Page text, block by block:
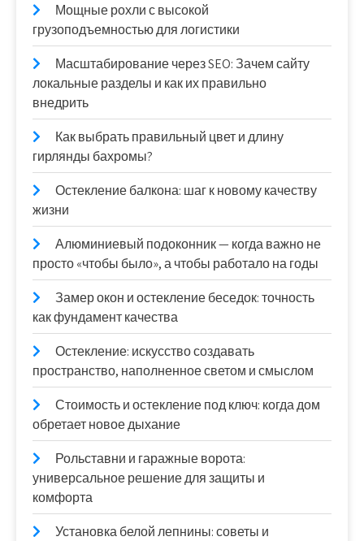
Мощные рохли с высокой
грузоподъемностью для логистики
Масштабирование через SEO: Зачем сайту
локальные разделы и как их правильно
внедрить
Как выбрать правильный цвет и длину
гирлянды бахромы?
Остекление балкона: шаг к новому качеству
жизни
Алюминиевый подоконник — когда важно не
просто «чтобы было», а чтобы работало на годы
Замер окон и остекление беседок: точность
как фундамент качества
Остекление: искусство создавать
пространство, наполненное светом и смыслом
Стоимость и остекление под ключ: когда дом
обретает новое дыхание
Рольставни и гаражные ворота:
универсальное решение для защиты и
комфорта
Установка белой лепнины: советы и